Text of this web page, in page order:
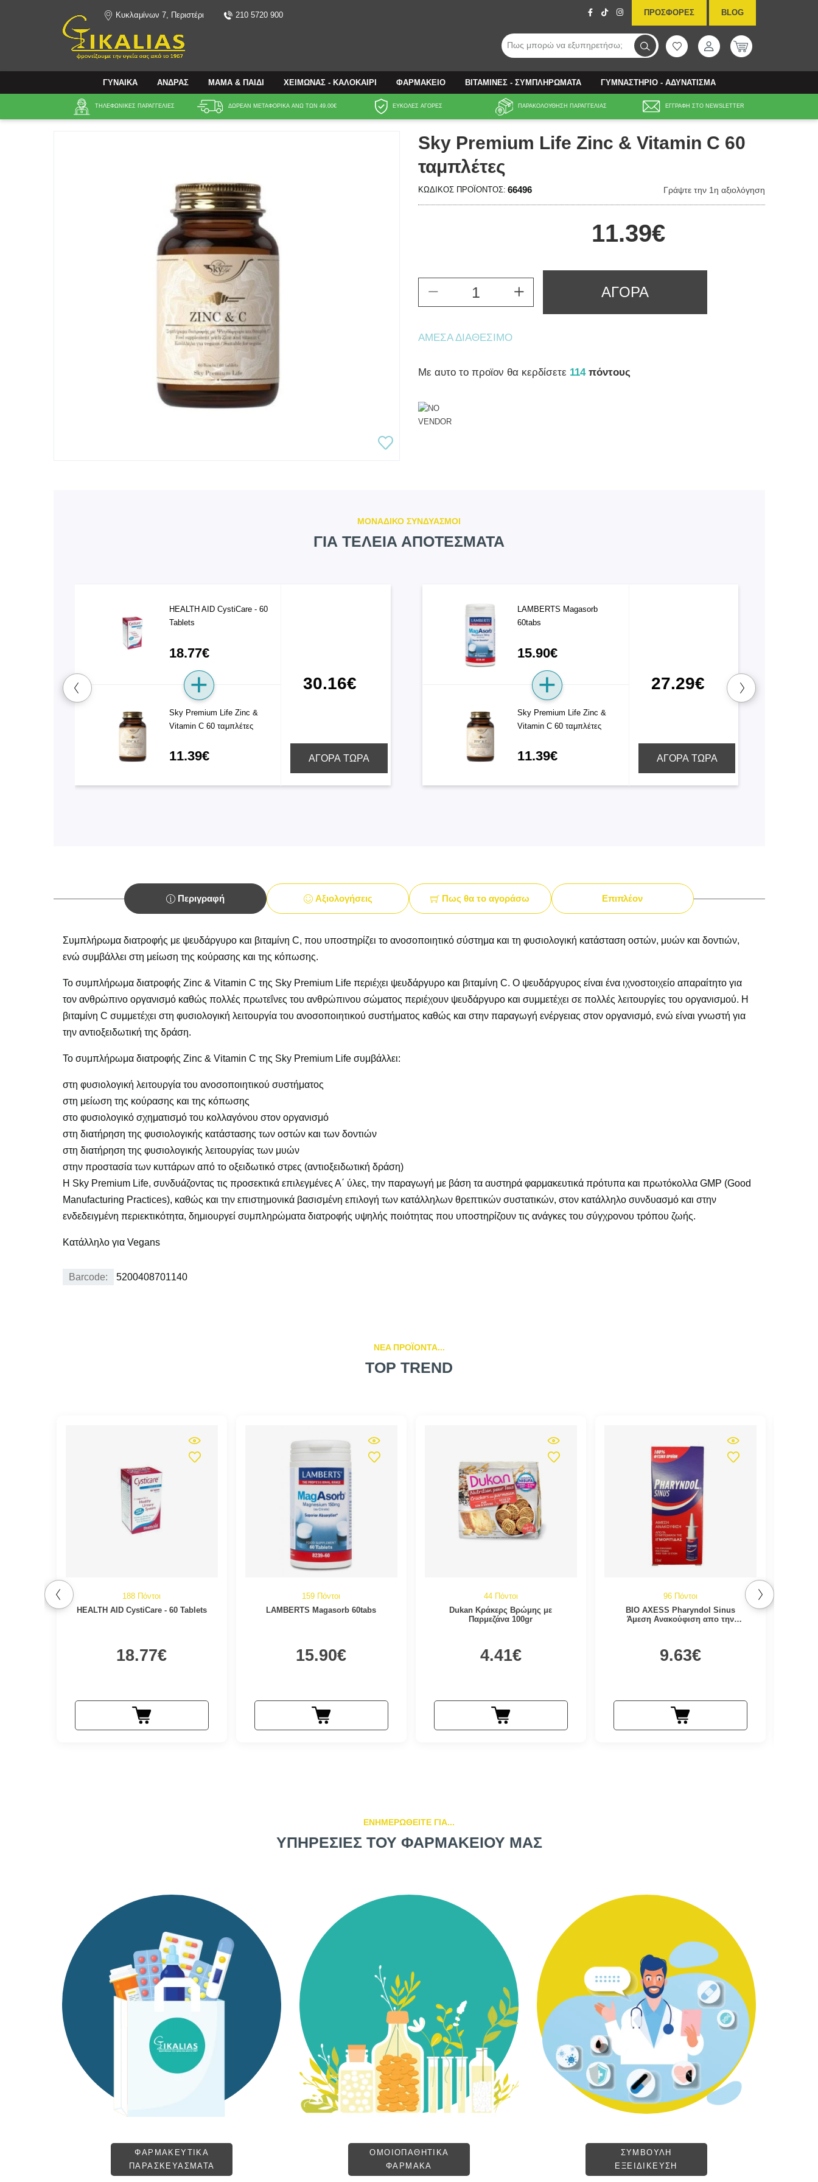
Κυκλαμίνων 7, Περιστέρι 210 5720 900 ΠΡΟΣΦΟΡΕΣ BLOG
Πως μπορώ να εξυπηρετήσω;
ΓΥΝΑΙΚΑ ΑΝΔΡΑΣ ΜΑΜΑ & ΠΑΙΔΙ ΧΕΙΜΩΝΑΣ - ΚΑΛΟΚΑΙΡΙ ΦΑΡΜΑΚΕΙΟ ΒΙΤΑΜΙΝΕΣ - ΣΥΜΠΛΗΡΩΜΑΤΑ ΓΥΜΝΑΣΤΗΡΙΟ - ΑΔΥΝΑΤΙΣΜΑ
ΤΗΛΕΦΩΝΙΚΕΣ ΠΑΡΑΓΓΕΛΙΕΣ ΔΩΡΕΑΝ ΜΕΤΑΦΟΡΙΚΑ ΑΝΩ ΤΩΝ 49.00€ ΕΥΚΟΛΕΣ ΑΓΟΡΕΣ ΠΑΡΑΚΟΛΟΥΘΗΣΗ ΠΑΡΑΓΓΕΛΙΑΣ ΕΓΓΡΑΦΗ ΣΤΟ NEWSLETTER
Αναζήτηση
Sky Premium Life Zinc & Vitamin C 60
ταμπλέτες
ΚΩΔΙΚΌΣ ΠΡΟΪΌΝΤΟΣ: 66496 Γράψτε την 1η αξιολόγηση
11.39€
ΑΓΟΡΑ
ΆΜΕΣΑ ΔΙΑΘΈΣΙΜΟ
Mε αυτο το προϊον θα κερδίσετε 114 πόντους
ΜΟΝΑΔΙΚΟ ΣΥΝΔΥΑΣΜΟΙ
ΓΙΑ ΤΕΛΕΙΑ ΑΠΟΤΕΣΜΑΤΑ
HEALTH AID CystiCare - 60
Tablets
18.77€
Sky Premium Life Zinc &
Vitamin C 60 ταμπλέτες
11.39€
30.16€
ΑΓΟΡΑ ΤΩΡΑ
LAMBERTS Magasorb
60tabs
15.90€
Sky Premium Life Zinc &
Vitamin C 60 ταμπλέτες
11.39€
27.29€
ΑΓΟΡΑ ΤΩΡΑ
Περιγραφή Αξιολογήσεις Πως θα το αγοράσω Επιπλέον
Συμπλήρωμα διατροφής με ψευδάργυρο και βιταμίνη C, που υποστηρίζει το ανοσοποιητικό σύστημα και τη φυσιολογική κατάσταση οστών, μυών και δοντιών,
ενώ συμβάλλει στη μείωση της κούρασης και της κόπωσης.
Το συμπλήρωμα διατροφής Zinc & Vitamin C της Sky Premium Life περιέχει ψευδάργυρο και βιταμίνη C. Ο ψευδάργυρος είναι ένα ιχνοστοιχείο απαραίτητο για
τον ανθρώπινο οργανισμό καθώς πολλές πρωτεΐνες του ανθρώπινου σώματος περιέχουν ψευδάργυρο και συμμετέχει σε πολλές λειτουργίες του οργανισμού. Η
βιταμίνη C συμμετέχει στη φυσιολογική λειτουργία του ανοσοποιητικού συστήματος καθώς και στην παραγωγή ενέργειας στον οργανισμό, ενώ είναι γνωστή για
την αντιοξειδωτική της δράση.
Το συμπλήρωμα διατροφής Zinc & Vitamin C της Sky Premium Life συμβάλλει:
στη φυσιολογική λειτουργία του ανοσοποιητικού συστήματος
στη μείωση της κούρασης και της κόπωσης
στο φυσιολογικό σχηματισμό του κολλαγόνου στον οργανισμό
στη διατήρηση της φυσιολογικής κατάστασης των οστών και των δοντιών
στη διατήρηση της φυσιολογικής λειτουργίας των μυών
στην προστασία των κυττάρων από το οξειδωτικό στρες (αντιοξειδωτική δράση)
Η Sky Premium Life, συνδυάζοντας τις προσεκτικά επιλεγμένες Α΄ ύλες, την παραγωγή με βάση τα αυστηρά φαρμακευτικά πρότυπα και πρωτόκολλα GMP (Good
Manufacturing Practices), καθώς και την επιστημονικά βασισμένη επιλογή των κατάλληλων θρεπτικών συστατικών, στον κατάλληλο συνδυασμό και στην
ενδεδειγμένη περιεκτικότητα, δημιουργεί συμπληρώματα διατροφής υψηλής ποιότητας που υποστηρίζουν τις ανάγκες του σύγχρονου τρόπου ζωής.
Κατάλληλο για Vegans
Barcode: 5200408701140
NEA ΠΡΟΪΟΝΤΑ...
TOP TREND
188 Πόντοι
HEALTH AID CystiCare - 60 Tablets
18.77€
159 Πόντοι
LAMBERTS Magasorb 60tabs
15.90€
44 Πόντοι
Dukan Κράκερς Βρώμης με
Παρμεζάνα 100gr
4.41€
96 Πόντοι
BIO AXESS Pharyndol Sinus
Άμεση Ανακούφιση απο την
9.63€
ΕΝΗΜΕΡΩΘΕΙΤΕ ΓΙΑ...
ΥΠΗΡΕΣΙΕΣ ΤΟΥ ΦΑΡΜΑΚΕΙΟΥ ΜΑΣ
ΦΑΡΜΑΚΕΥΤΙΚΑ
ΠΑΡΑΣΚΕΥΑΣΜΑΤΑ
ΟΜΟΙΟΠΑΘΗΤΙΚΑ
ΦΑΡΜΑΚΑ
ΣΥΜΒΟΥΛΗ
ΕΞΕΙΔΙΚΕΥΣΗ